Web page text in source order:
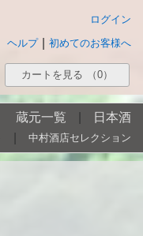
ログイン
初めてのお客様へ
ヘルプ
カートを見る （0）
蔵元一覧 日本酒
中村酒店セレクション